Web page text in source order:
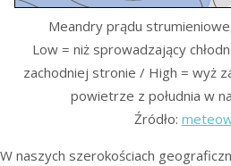
Meandry prądu
Low = niż sprowadzający
zachodniej stronie / High = wyż
powietrze z południa w
Źródło:
W naszych szerokościach